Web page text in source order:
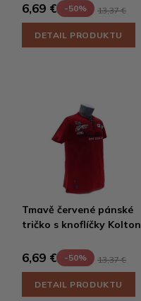
6,69 € -50% 13,37 €
DETAIL PRODUKTU
Tmavě červené pánské
tričko s knoflíčky Kolton
6,69 € -50% 13,37 €
DETAIL PRODUKTU